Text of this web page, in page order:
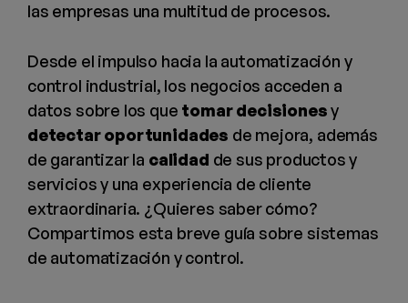
las empresas una multitud de procesos.
Desde el impulso hacia la automatización y
control industrial, los negocios acceden a
datos sobre los que tomar decisionesy
detectar oportunidades de mejora, además
de garantizar la calidad de sus productos y
servicios y una experiencia de cliente
extraordinaria. ¿Quieres saber cómo?
Compartimos esta breve guía sobre sistemas
de automatización y control.